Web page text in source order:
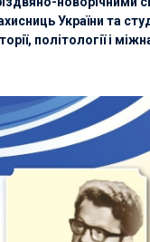
України та
політології і